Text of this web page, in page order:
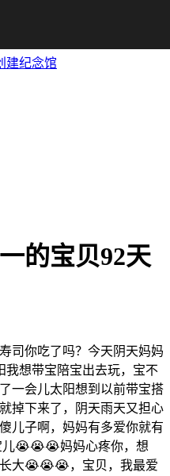
建纪念馆
的宝贝92天
司你吃了吗？今天阴天妈妈
想带宝陪宝出去玩，宝不
一会儿太阳想到以前带宝搭
掉下来了，阴天雨天又担心
儿子啊，妈妈有多爱你就有
儿😭😭😭妈妈心疼你，想
大😭😭😭，宝贝，我最爱